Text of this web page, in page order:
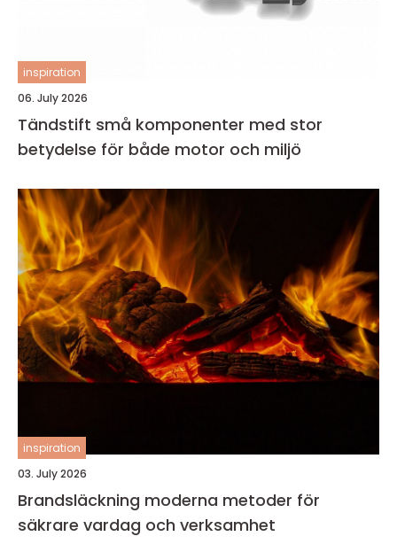
inspiration
06. July 2026
Tändstift små komponenter med stor
betydelse för både motor och miljö
inspiration
03. July 2026
Brandsläckning moderna metoder för
säkrare vardag och verksamhet